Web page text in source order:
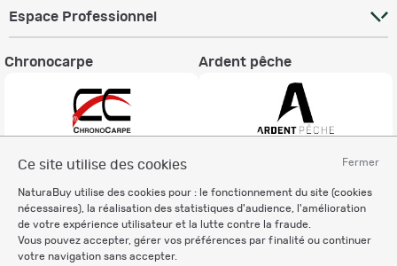
Fermer
Ce site utilise des cookies
NaturaBuy utilise des cookies pour : le fonctionnement du site (cookies
nécessaires), la réalisation des statistiques d'audience, l'amélioration
de votre expérience utilisateur et la lutte contre la fraude.
Vous pouvez accepter, gérer vos préférences par finalité ou continuer
votre navigation sans accepter.
Espace Professionnel
Chronocarpe Ardent pêche
Charte éthique
Mentions légales
Règlement & Conditions d'utilisation
Politique de protection